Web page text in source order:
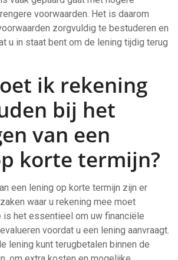
voorwaarden. Het is daarom
zorgvuldig te bestuderen en
u in staat bent om de lening tijdig terug
ik rekening
bij het
van een
korte termijn?
een lening op korte termijn zijn er
waar u rekening mee moet
is het essentieel om uw financiële
voordat u een lening aanvraagt.
lening kunt terugbetalen binnen de